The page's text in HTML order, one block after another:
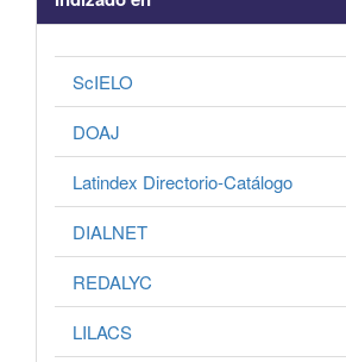
ScIELO
DOAJ
Latindex Directorio-Catálogo
DIALNET
REDALYC
LILACS